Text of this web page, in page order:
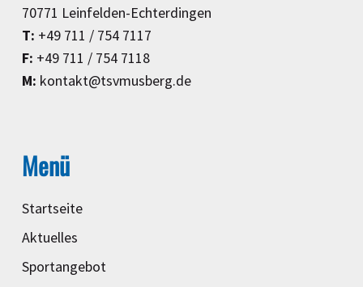
70771 Leinfelden-Echterdingen
T: +49 711 / 754 7117
F: +49 711 / 754 7118
M: kontakt@tsvmusberg.de
Menü
Startseite
Aktuelles
Sportangebot